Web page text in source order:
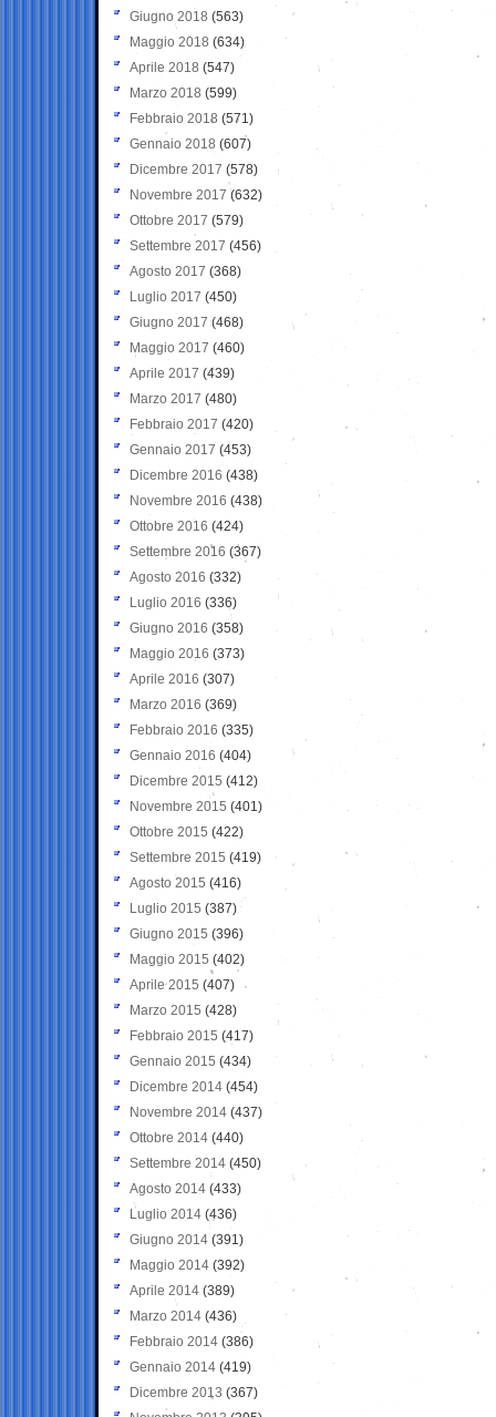
Giugno 2018 (563)
Maggio 2018 (634)
Aprile 2018 (547)
Marzo 2018 (599)
Febbraio 2018 (571)
Gennaio 2018 (607)
Dicembre 2017 (578)
Novembre 2017 (632)
Ottobre 2017 (579)
Settembre 2017 (456)
Agosto 2017 (368)
Luglio 2017 (450)
Giugno 2017 (468)
Maggio 2017 (460)
Aprile 2017 (439)
Marzo 2017 (480)
Febbraio 2017 (420)
Gennaio 2017 (453)
Dicembre 2016 (438)
Novembre 2016 (438)
Ottobre 2016 (424)
Settembre 2016 (367)
Agosto 2016 (332)
Luglio 2016 (336)
Giugno 2016 (358)
Maggio 2016 (373)
Aprile 2016 (307)
Marzo 2016 (369)
Febbraio 2016 (335)
Gennaio 2016 (404)
Dicembre 2015 (412)
Novembre 2015 (401)
Ottobre 2015 (422)
Settembre 2015 (419)
Agosto 2015 (416)
Luglio 2015 (387)
Giugno 2015 (396)
Maggio 2015 (402)
Aprile 2015 (407)
Marzo 2015 (428)
Febbraio 2015 (417)
Gennaio 2015 (434)
Dicembre 2014 (454)
Novembre 2014 (437)
Ottobre 2014 (440)
Settembre 2014 (450)
Agosto 2014 (433)
Luglio 2014 (436)
Giugno 2014 (391)
Maggio 2014 (392)
Aprile 2014 (389)
Marzo 2014 (436)
Febbraio 2014 (386)
Gennaio 2014 (419)
Dicembre 2013 (367)